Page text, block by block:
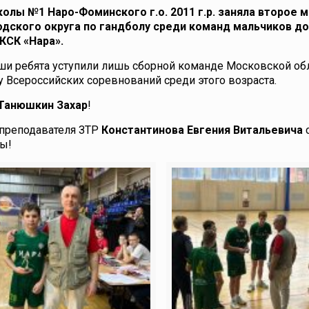
№1 Наро-Фоминского г.о. 2011 г.р. заняла второе
округа по гандболу среди команд мальчиков
«Нара».
уступили лишь сборной команде Московской
соревнований среди этого возраста.
Захар!
ЗТР Константинова Евгения Витальевича